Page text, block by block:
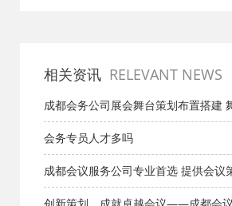
相关资讯 RELEVANT NEWS
成都会务公司展会舞台策划布置搭建
LED
会务专员人才多吗
成都会议服务公司专业首选 提供会议
会务服务 专注成都年会活动策划 演艺